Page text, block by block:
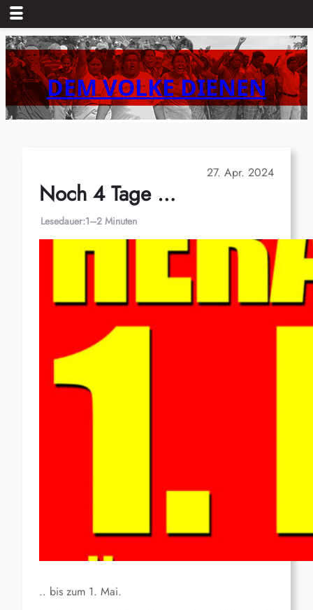
Zum
Inhalt
springenDEM VOLKE DIENEN
27. Apr. 2024
Noch 4 Tage …
Lesedauer:1–2 Minuten
.. bis zum 1. Mai.